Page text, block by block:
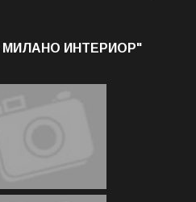
МИЛАНО ИНТЕРИОР"